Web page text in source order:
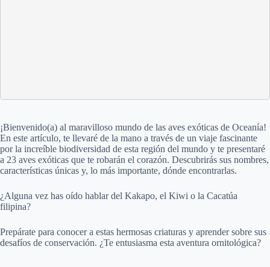
¡Bienvenido(a) al maravilloso mundo de las aves exóticas de Oceanía!
En este artículo, te llevaré de la mano a través de un viaje fascinante
por la increíble biodiversidad de esta región del mundo y te presentaré
a 23 aves exóticas que te robarán el corazón. Descubrirás sus nombres,
características únicas y, lo más importante, dónde encontrarlas.
¿Alguna vez has oído hablar del Kakapo, el Kiwi o la Cacatúa
filipina?
Prepárate para conocer a estas hermosas criaturas y aprender sobre sus
desafíos de conservación. ¿Te entusiasma esta aventura ornitológica?